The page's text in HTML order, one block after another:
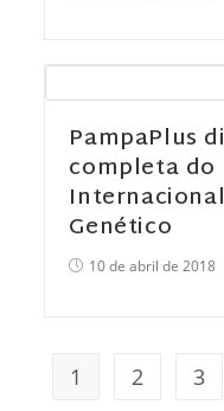
PampaPlus
completa do
Genético
10 de abril de 2018
1 2 3